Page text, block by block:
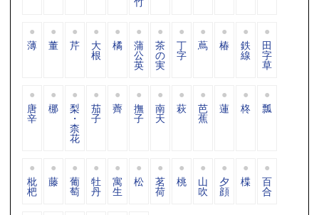
薄 董 芹 大
根
橘 蒲
公
英
茶
の
実
丁
字
蔦 椿 鉄
線
田
字
草
唐
辛
梛 梨
・
柰
花
茄
子
薺 撫
子
南
天
萩 芭
蕉
蓮 柊 瓢
枇
杷
藤 葡
萄
牡
丹
寓
生
松 茗
荷
桃 山
吹
夕
顔
楪 百
合